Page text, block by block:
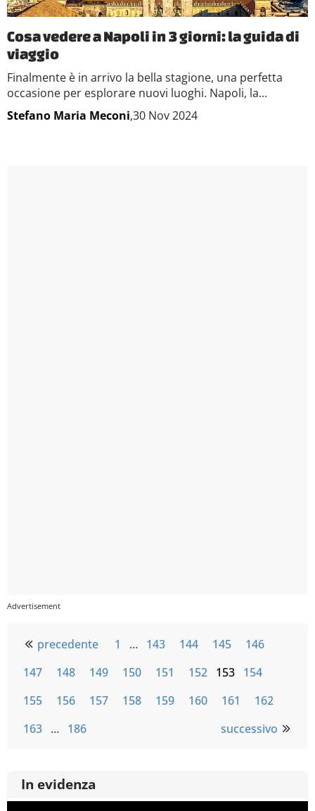
Cosa vedere a Napoli in 3 giorni: la guida di
viaggio
Finalmente è in arrivo la bella stagione, una perfetta
occasione per esplorare nuovi luoghi. Napoli, la...
Stefano Maria Meconi,30 Nov 2024
precedente 1 … 143 144 145
146
147
148 149 150 151 152 153 154
155
156 157 158 159 160 161
162
163 … 186 successivo
In evidenza